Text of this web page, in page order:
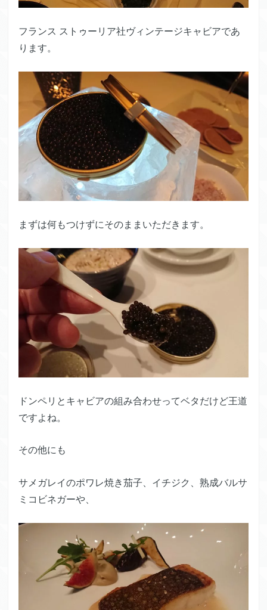
フランス ストゥーリア社ヴィンテージキャビアであ
ります。
まずは何もつけずにそのままいただきます。
ドンペリとキャビアの組み合わせってベタだけど王道
ですよね。
その他にも
サメガレイのポワレ焼き茄子、イチジク、熟成バルサ
ミコビネガーや、